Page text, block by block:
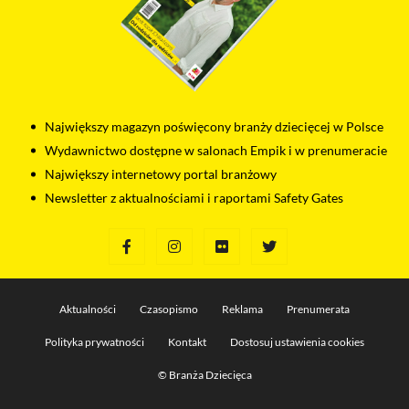
Największy magazyn poświęcony branży dziecięcej w Polsce
Wydawnictwo dostępne w salonach Empik i w prenumeracie
Największy internetowy portal branżowy
Newsletter z aktualnościami i raportami Safety Gates
© Branża Dziecięca
Aktualności Czasopismo Reklama Prenumerata
Polityka prywatności Kontakt Dostosuj ustawienia cookies